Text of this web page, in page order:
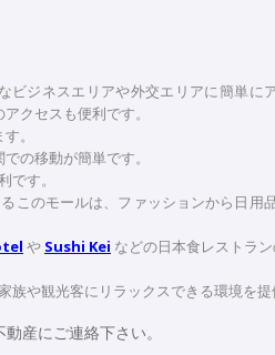
ジネスエリアや外交エリアに簡単に
クセスも便利です。
。
の移動が簡単です。
す。
のモールは、ファッションから日用
や Sushi Kei などの日本食レストラン
や観光客にリラックスできる環境を提
産にご連絡下さい。